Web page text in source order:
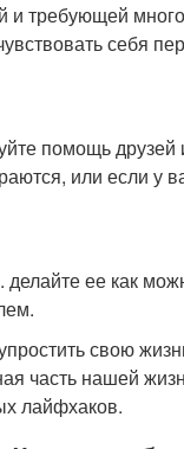
и требующей
себя
помощь
или если у
ее как
свою
часть нашей
лайфхаков.